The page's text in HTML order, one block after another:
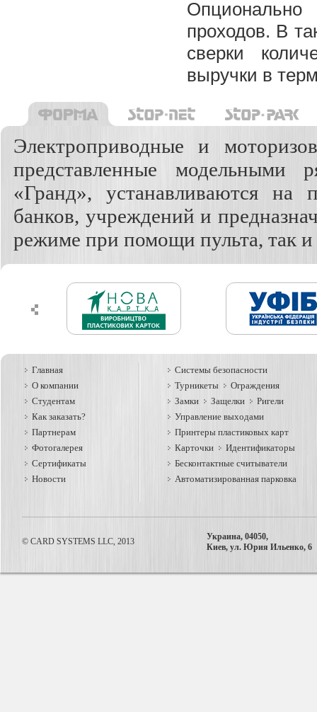
Опционально
проходов. В
сверки
выручки в
Электроприводные и
представленные модельными
«Гранд», устанавливаются на
банков, учреждений и
режиме при помощи пульта, так и
Главная
О компании
Студентам
Как заказать?
Партнерам
Фотогалерея
Сертификаты
Новости
Системы безопасности
Турникеты
Ограждения
Замки
Защелки
Ригели
Управление выходами
Принтеры пластиковых карт
Карточки
Идентификаторы
Бесконтактные считыватели
Автоматизированная парковка
© CARD SYSTEMS LLC, 2013
Украина, 04050,
Киев, ул. Юрия Ильенко, 6